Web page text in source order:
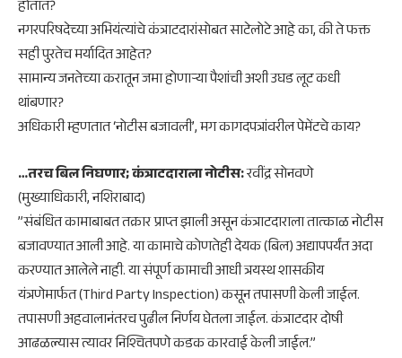
होतात?
​नगरपरिषदेच्या अभियंत्यांचे कंत्राटदारांसोबत साटेलोटे आहे का, की ते फक्त
सही पुरतेच मर्यादित आहेत?
​सामान्य जनतेच्या करातून जमा होणाऱ्या पैशांची अशी उघड लूट कधी
थांबणार?
​अधिकारी म्हणतात ‘नोटीस बजावली’, मग कागदपत्रांवरील पेमेंटचे काय?
​…तरच बिल निघणार; कंत्राटदाराला नोटीस:रवींद्र सोनवणे
(मुख्याधिकारी, नशिराबाद)
​”संबंधित कामाबाबत तक्रार प्राप्त झाली असून कंत्राटदाराला तात्काळ नोटीस
बजावण्यात आली आहे. या कामाचे कोणतेही देयक (बिल) अद्यापपर्यंत अदा
करण्यात आलेले नाही. या संपूर्ण कामाची आधी त्रयस्थ शासकीय
यंत्रणेमार्फत (Third Party Inspection) कसून तपासणी केली जाईल.
तपासणी अहवालानंतरच पुढील निर्णय घेतला जाईल. कंत्राटदार दोषी
आढळल्यास त्यावर निश्चितपणे कडक कारवाई केली जाईल.”